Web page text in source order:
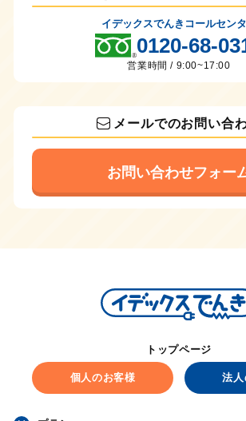
イデックスでんきコールセン
0120-68-
営業時間 / 9:00~17:00
メールでのお問い合
お問い合わせフォー
トップページ
個人のお客様 法